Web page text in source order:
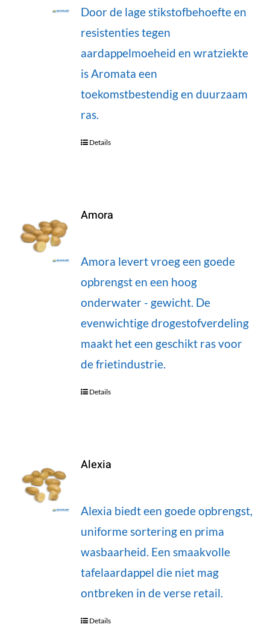
Door de lage stikstofbehoefte en
resistenties tegen
aardappelmoeheid en wratziekte
is Aromata een
toekomstbestendig en duurzaam
ras.
Details
Amora
Amora levert vroeg een goede
opbrengst en een hoog
onderwater - gewicht. De
evenwichtige drogestofverdeling
maakt het een geschikt ras voor
de frietindustrie.
Details
Alexia
Alexia biedt een goede opbrengst,
uniforme sortering en prima
wasbaarheid. Een smaakvolle
tafelaardappel die niet mag
ontbreken in de verse retail.
Details